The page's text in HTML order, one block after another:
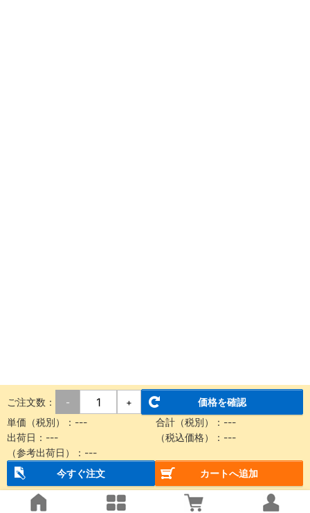
ご注文数： - +
価格を確認
単価（税別）： --- 合計（税別）： ---
出荷日： --- （税込価格）： ---
（参考出荷日）： ---
今すぐ注文
カートへ追加